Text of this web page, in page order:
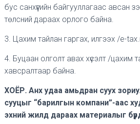
бус санхүүгийн байгууллагаас авсан
төлсний дараах орлого байна.
3. Цахим тайлан гаргах, илгээх /e-
4. Буцаан олголт авах хүсэлт /цахим
хавсралтаар байна.
ХОЁР. Анх удаа амьдран суух
сууцыг “барилгын компани”-аас
эхний жилд дараах материалыг